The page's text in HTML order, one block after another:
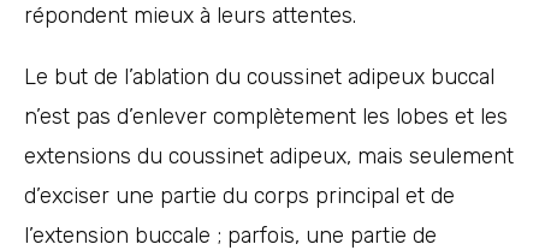
répondent mieux à leurs attentes.
Le but de l’ablation du coussinet adipeux buccal
n’est pas d’enlever complètement les lobes et les
extensions du coussinet adipeux, mais seulement
d’exciser une partie du corps principal et de
l’extension buccale ; parfois, une partie de